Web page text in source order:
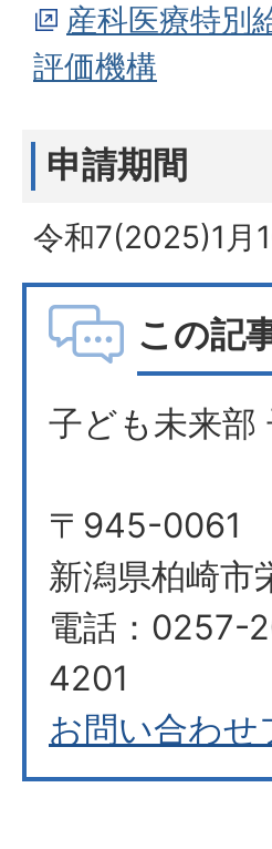
産科医療特別
評価機構
申請期間
令和7(2025)1月
この記
子ども未来部
〒945-0061
新潟県柏崎市
電話：0257-
4201
お問い合わ